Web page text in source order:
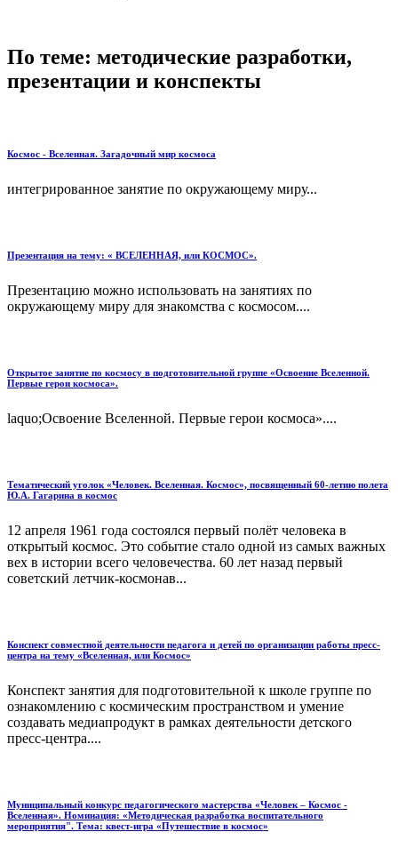
По теме: методические разработки,
презентации и конспекты
Космос - Вселенная. Загадочный мир космоса
интегрированное занятие по окружающему миру...
Презентация на тему: « ВСЕЛЕННАЯ, или КОСМОС».
Презентацию можно использовать на занятиях по
окружающему миру для знакомства с космосом....
Открытое занятие по космосу в подготовительной группе «Освоение Вселенной.
Первые герои космоса».
laquo;Освоение Вселенной. Первые герои космоса»....
Тематический уголок «Человек. Вселенная. Космос», посвященный 60-летию полета
Ю.А. Гагарина в космос
12 апреля 1961 года состоялся первый полёт человека в
открытый космос. Это событие стало одной из самых важных
вех в истории всего человечества. 60 лет назад первый
советский летчик-космонав...
Конспект совместной деятельности педагога и детей по организации работы пресс-
центра на тему «Вселенная, или Космос»
Конспект занятия для подготовительной к школе группе по
ознакомлению с космическим пространством и умение
создавать медиапродукт в рамках деятельности детского
пресс-центра....
Муниципальный конкурс педагогического мастерства «Человек – Космос -
Вселенная». Номинация: «Методическая разработка воспитательного
мероприятия". Тема: квест-игра «Путешествие в космос»